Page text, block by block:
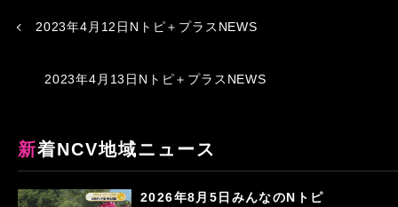
2023年4月12日Nトピ＋プラスNEWS
2023年4月13日Nトピ＋プラスNEWS
新着NCV地域ニュース
2026年8月5日みんなのNトピ